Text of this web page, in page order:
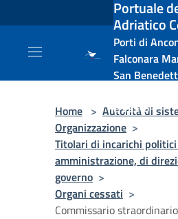
Salta al contenuto principalePortuale
Adriatico
Porti di
Falconara
San
e Vasto
Home > Autorità di
Organizzazione >
Titolari di incarichi
amministrazione, di
governo >
Organi cessati >
Commissario